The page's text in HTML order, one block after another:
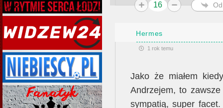
16
Hermes
1 rok temu
Jako że miałem
Andrzejem, to
sympatią, super